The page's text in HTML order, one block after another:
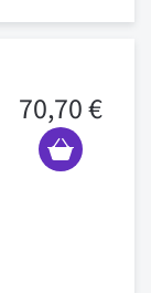
70,70 €